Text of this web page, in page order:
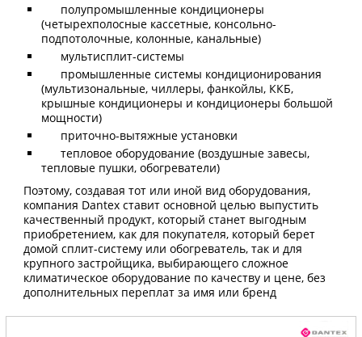
полупромышленные кондиционеры
(четырехполосные кассетные, консольно-
подпотолочные, колонные, канальные)
мультисплит-системы
промышленные системы кондиционирования
(мультизональные, чиллеры, фанкойлы, ККБ,
крышные кондиционеры и кондиционеры большой
мощности)
приточно-вытяжные установки
тепловое оборудование (воздушные завесы,
тепловые пушки, обогреватели)
Поэтому, создавая тот или иной вид оборудования,
компания Dantex ставит основной целью выпустить
качественный продукт, который станет выгодным
приобретением, как для покупателя, который берет
домой сплит-систему или обогреватель, так и для
крупного застройщика, выбирающего сложное
климатическое оборудование по качеству и цене, без
дополнительных переплат за имя или бренд